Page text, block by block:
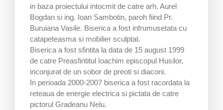
in baza proiectului intocmit de catre arh. Aurel
Bogdan si ing. Ioan Sambotin, paroh fiind Pr.
Buruiana Vasile. Biserica a fost infrumusetata cu
catapeteasma si mobilier sculptat.
Biserica a fost sfintita la data de 15 august 1999
de catre Preasfintitul Ioachim episcopul Husilor,
inconjurat de un sobor de preoti si diaconi.
In perioada 2000-2007 biserica a fost racordata la
reteaua de energie electrica si pictata de catre
pictorul Gradeanu Nelu.